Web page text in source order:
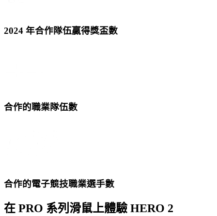
2024 年合作隊伍贏得獎盃數
合作的職業隊伍數
合作的電子競技職業選手數
在 PRO 系列滑鼠上體驗 HERO 2